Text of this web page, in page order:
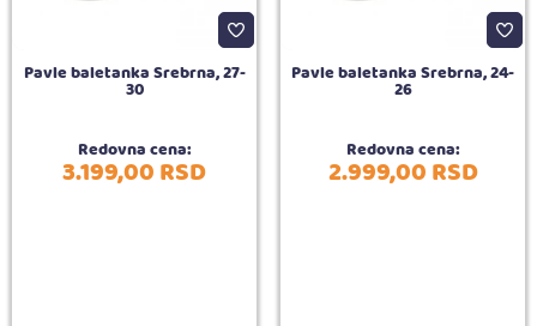
Pavle baletanka Srebrna, 27-
30
Redovna cena:
3.199,00RSD
Pavle baletanka Srebrna, 24-
26
Redovna cena:
2.999,00RSD